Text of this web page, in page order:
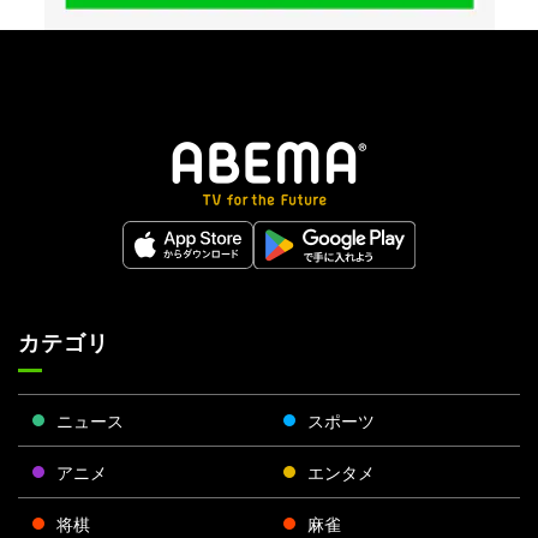
カテゴリ
ニュース スポーツ
アニメ エンタメ
将棋 麻雀